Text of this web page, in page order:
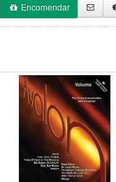
Encomendar